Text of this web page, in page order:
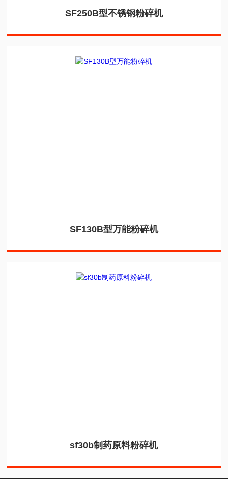
SF250B型不锈钢粉碎机
SF130B型万能粉碎机
sf30b制药原料粉碎机